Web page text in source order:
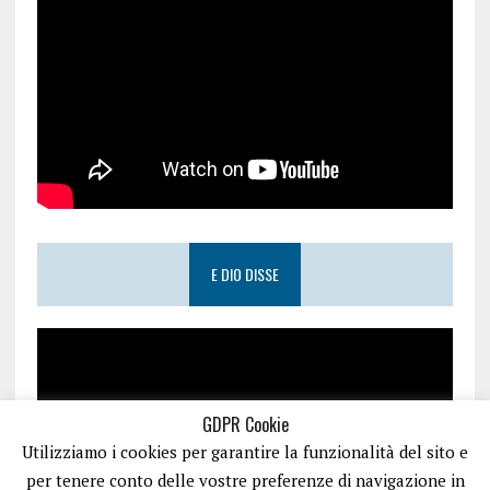
E DIO DISSE
GDPR Cookie
Utilizziamo i cookies per garantire la funzionalità del sito e
per tenere conto delle vostre preferenze di navigazione in